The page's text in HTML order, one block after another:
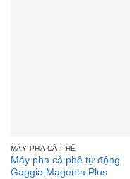
MÁY PHA CÀ PHÊ
Máy pha cà phê tự động
Gaggia Magenta Plus